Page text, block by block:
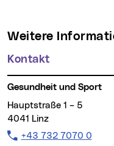
Weitere
Kontakt
Gesundheit und Sport
Hauptstraße 1 – 5
4041 Linz
Telefon:
+43 732 7070 0